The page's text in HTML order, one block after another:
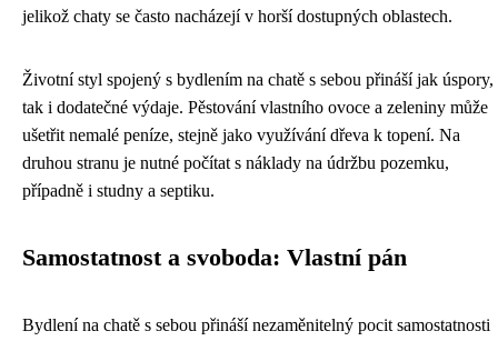
jelikož chaty se často nacházejí v horší dostupných oblastech.
Životní styl spojený s bydlením na chatě s sebou přináší jak úspory,
tak i dodatečné výdaje. Pěstování vlastního ovoce a zeleniny může
ušetřit nemalé peníze, stejně jako využívání dřeva k topení. Na
druhou stranu je nutné počítat s náklady na údržbu pozemku,
případně i studny a septiku.
Samostatnost a svoboda: Vlastní pán
Bydlení na chatě s sebou přináší nezaměnitelný pocit samostatnosti